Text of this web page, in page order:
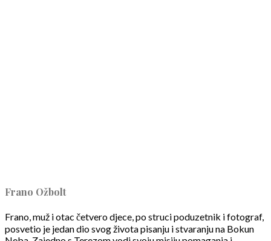
Frano Ožbolt
Frano, muž i otac četvero djece, po struci poduzetnik i fotograf,
posvetio je jedan dio svog života pisanju i stvaranju na Bokun